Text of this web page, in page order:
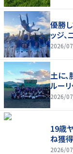
優勝し
ッジ、
2026/
土に、
ルーリ
2026/
19歳
ね獲
2026/